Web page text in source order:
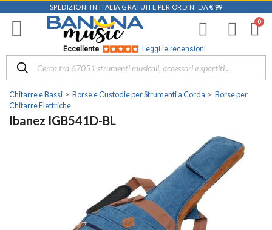
SPEDIZIONI IN ITALIA GRATUITE PER ORDINI DA € 99
Eccellente Leggi le recensioni
Chitarre e Bassi Borse e Custodie per Strumenti a Corda
Borse per
Chitarre Elettriche
Ibanez IGB541D-BL